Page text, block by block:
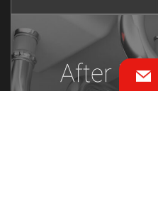
2022年2月
2021年12月